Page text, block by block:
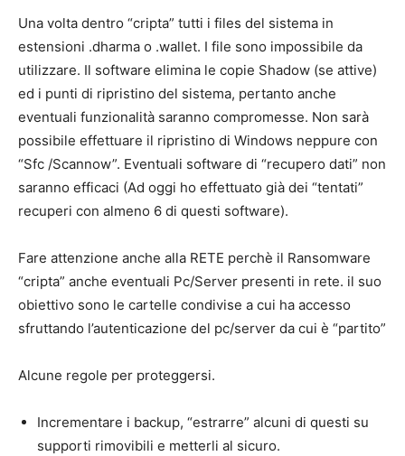
Una volta dentro “cripta” tutti i files del sistema in
estensioni .dharma o .wallet. I file sono impossibile da
utilizzare. Il software elimina le copie Shadow (se attive)
ed i punti di ripristino del sistema, pertanto anche
eventuali funzionalità saranno compromesse. Non sarà
possibile effettuare il ripristino di Windows neppure con
“Sfc /Scannow”. Eventuali software di “recupero dati” non
saranno efficaci (Ad oggi ho effettuato già dei “tentati”
recuperi con almeno 6 di questi software).
Fare attenzione anche alla RETE perchè il Ransomware
“cripta” anche eventuali Pc/Server presenti in rete. il suo
obiettivo sono le cartelle condivise a cui ha accesso
sfruttando l’autenticazione del pc/server da cui è “partito”
Alcune regole per proteggersi.
Incrementare i backup, “estrarre” alcuni di questi su
supporti rimovibili e metterli al sicuro.